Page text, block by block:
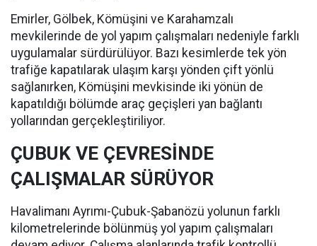
Emirler, Gölbek, Kömüşini ve Karahamzalı
mevkilerinde de yol yapım çalışmaları nedeniyle farklı
uygulamalar sürdürülüyor. Bazı kesimlerde tek yön
trafiğe kapatılarak ulaşım karşı yönden çift yönlü
sağlanırken, Kömüşini mevkisinde iki yönün de
kapatıldığı bölümde araç geçişleri yan bağlantı
yollarından gerçekleştiriliyor.
ÇUBUK VE ÇEVRESİNDE
ÇALIŞMALAR SÜRÜYOR
Havalimanı Ayrımı-Çubuk-Şabanözü yolunun farklı
kilometrelerinde bölünmüş yol yapım çalışmaları